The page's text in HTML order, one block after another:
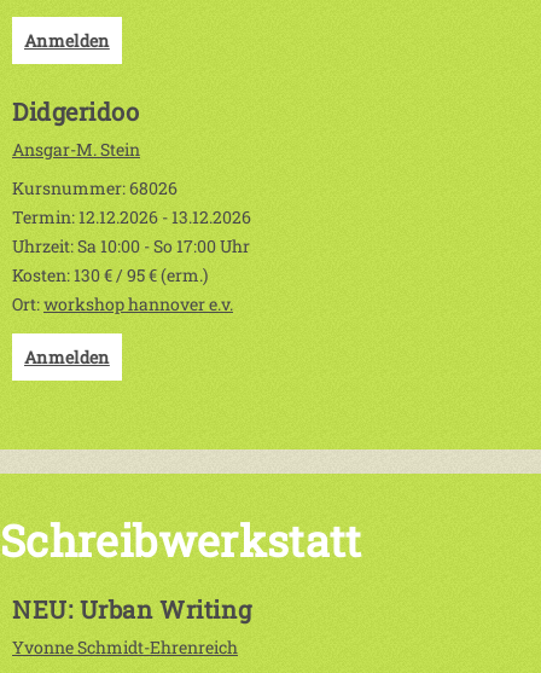
Anmelden
Didgeridoo
Ansgar-M. Stein
Kursnummer: 68026
Termin: 12.12.2026 - 13.12.2026
Uhrzeit: Sa 10:00 - So 17:00 Uhr
Kosten: 130 € / 95 € (erm.)
Ort:workshop hannover e.v.
Anmelden
Schreibwerkstatt
NEU: Urban Writing
Yvonne Schmidt-Ehrenreich